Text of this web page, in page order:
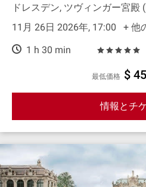
ドレスデン, ツヴィンガー宮殿
11月 26日 2026年, 17:00
+ 他
1 h 30 min
最低価格 $ 45
情報とチ